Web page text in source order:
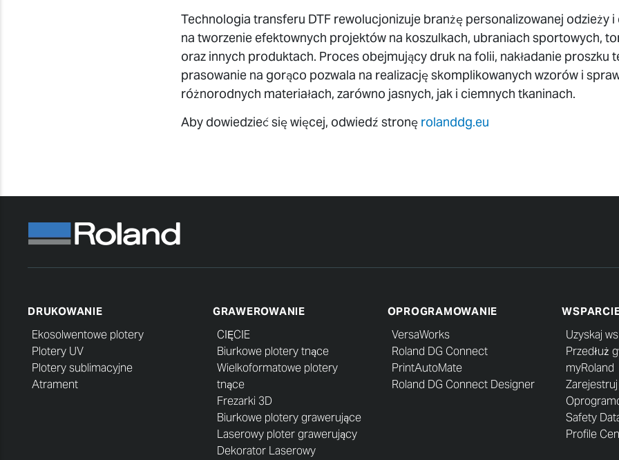
Technologia transferu DTF rewolucjonizuje branżę personalizowanej odzieży
na tworzenie efektownych projektów na koszulkach, ubraniach sportowych,
oraz innych produktach. Proces obejmujący druk na folii, nakładanie proszku
prasowanie na gorąco pozwala na realizację skomplikowanych wzorów i
różnorodnych materiałach, zarówno jasnych, jak i ciemnych tkaninach.
Aby dowiedzieć się więcej, odwiedź stronę rolanddg.eu
DRUKOWANIE
Ekosolwentowe plotery
Plotery UV
Plotery sublimacyjne
Atrament
GRAWEROWANIE
CIĘCIE
Biurkowe plotery tnące
Wielkoformatowe plotery
tnące
Frezarki 3D
Biurkowe plotery grawerujące
Laserowy ploter grawerujący
Dekorator Laserowy
OPROGRAMOWANIE
VersaWorks
Roland DG Connect
PrintAutoMate
Roland DG Connect Designer
Uzyskaj
Przedłuż
myRoland
Safety
Profile